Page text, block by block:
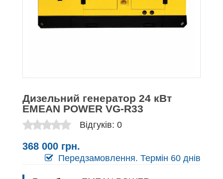
Дизельний генератор 24 кВт
EMEAN POWER VG-R33
Відгуків: 0
368 000 грн.
Передзамовлення. Термін 60 днів